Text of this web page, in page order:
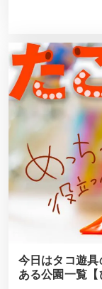
今日はタコ遊
ある公園一覧【